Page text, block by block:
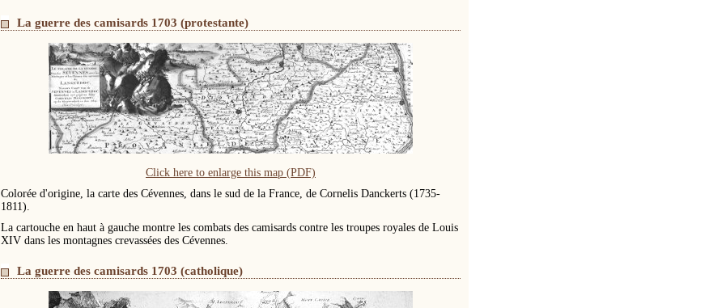
La guerre des camisards 1703 (protestante)
Click here to enlarge this map (PDF)
Colorée d'origine, la carte des Cévennes, dans le sud de la France, de Cornelis Danckerts (1735-
1811).
La cartouche en haut à gauche montre les combats des camisards contre les troupes royales de Louis
XIV dans les montagnes crevassées des Cévennes.
La guerre des camisards 1703 (catholique)